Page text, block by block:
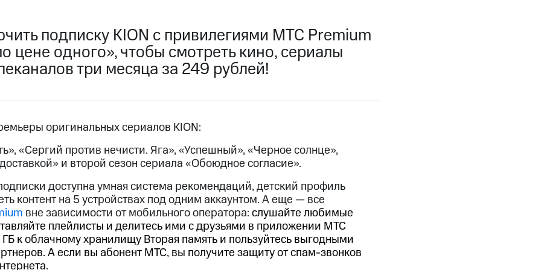
Приложения
ГудокМой МТСВсе приложения
15%
МТСНастройки автоплатежа Пополнить номер другого оператора
картуМТС PayОплата по QR-коду за границей
Интернет-магазин
часы и трекеры Умный домПланшетыАкции и скидкиВсе товары
музыка и многое другое
доступ к геолокации
нашем приложении
ГудокМой МТСВсе приложенияИнвестиции
подписку KION с привилегиями МТС Premium
цене одного», чтобы смотреть кино, сериалы
три месяца за 249 рублей!
оригинальных сериалов KION:
«Сергий против нечисти. Яга», «Успешный», «Черное солнце»,
и второй сезон сериала «Обоюдное согласие».
доступна умная система рекомендаций, детский профиль
контент на 5 устройствах под одним аккаунтом. А еще — все
вне зависимости от мобильного оператора:слушайте любимые
плейлисты и делитесь ими с друзьями в приложении МТС
к облачному хранилищу Вторая память и пользуйтесь выгодными
А если вы абонент МТС, вы получите защиту от спам-звонков